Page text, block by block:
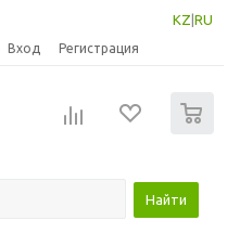
KZ RU
Вход Регистрация
Найти